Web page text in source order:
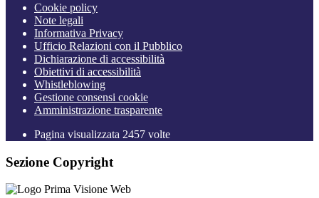
Cookie policy
Note legali
Informativa Privacy
Ufficio Relazioni con il Pubblico
Dichiarazione di accessibilità
Obiettivi di accessibilità
Whistleblowing
Gestione consensi cookie
Amministrazione trasparente
Pagina visualizzata 2457 volte
Sezione Copyright